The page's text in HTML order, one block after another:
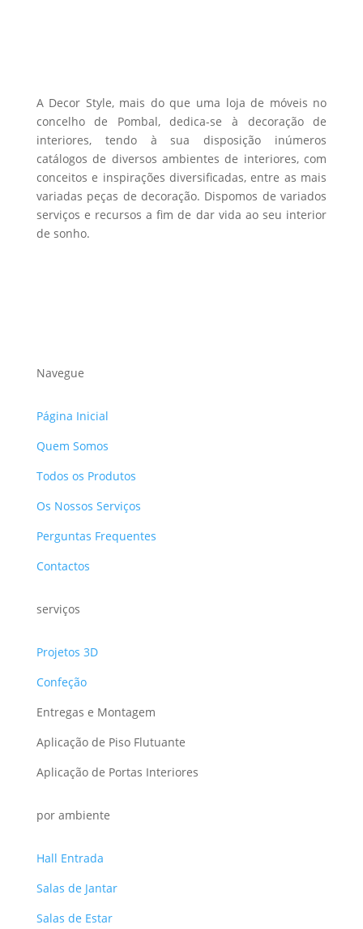
the
product
page
A Decor Style, mais do que uma loja de móveis no
concelho de Pombal, dedica-se à decoração de
interiores, tendo à sua disposição inúmeros
catálogos de diversos ambientes de interiores, com
conceitos e inspirações diversificadas, entre as mais
variadas peças de decoração. Dispomos de variados
serviços e recursos a fim de dar vida ao seu interior
de sonho.
Navegue
Página Inicial
Quem Somos
Todos os Produtos
Os Nossos Serviços
Perguntas Frequentes
Contactos
serviços
Projetos 3D
Confeção
Entregas e Montagem
Aplicação de Piso Flutuante
Aplicação de Portas Interiores
por ambiente
Hall Entrada
Salas de Jantar
Salas de Estar